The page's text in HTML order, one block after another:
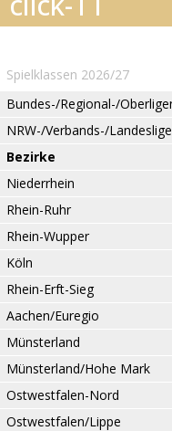
Spielklassen 2026/27
Bundes-/Regional-/
NRW-/Verbands-/
Bezirke
Niederrhein
Rhein-Ruhr
Rhein-Wupper
Köln
Rhein-Erft-Sieg
Aachen/Euregio
Münsterland
Münsterland/Hohe Mark
Ostwestfalen-Nord
Ostwestfalen/Lippe